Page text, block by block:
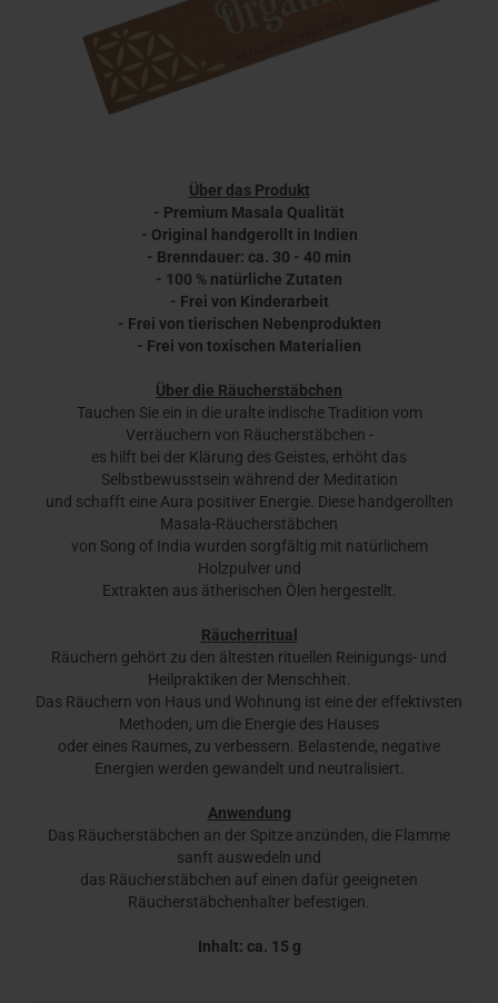
Über das Produkt
- Premium Masala Qualität
- Original handgerollt in Indien
- Brenndauer: ca. 30 - 40 min
- 100 % natürliche Zutaten
- Frei von Kinderarbeit
- Frei von tierischen Nebenprodukten
- Frei von toxischen Materialien
Über die Räucherstäbchen
Tauchen Sie ein in die uralte indische Tradition vom
Verräuchern von Räucherstäbchen -
es hilft bei der Klärung des Geistes, erhöht das
Selbstbewusstsein während der Meditation
und schafft eine Aura positiver Energie. Diese handgerollten
Masala-Räucherstäbchen
von Song of India wurden sorgfältig mit natürlichem
Holzpulver und
Extrakten aus ätherischen Ölen hergestellt.
Räucherritual
Räuchern gehört zu den ältesten rituellen Reinigungs- und
Heilpraktiken der Menschheit.
Das Räuchern von Haus und Wohnung ist eine der effektivsten
Methoden, um die Energie des Hauses
oder eines Raumes, zu verbessern. Belastende, negative
Energien werden gewandelt und neutralisiert.
Anwendung
Das Räucherstäbchen an der Spitze anzünden, die Flamme
sanft auswedeln und
das Räucherstäbchen auf einen dafür geeigneten
Räucherstäbchenhalter befestigen.
Inhalt: ca. 15 g